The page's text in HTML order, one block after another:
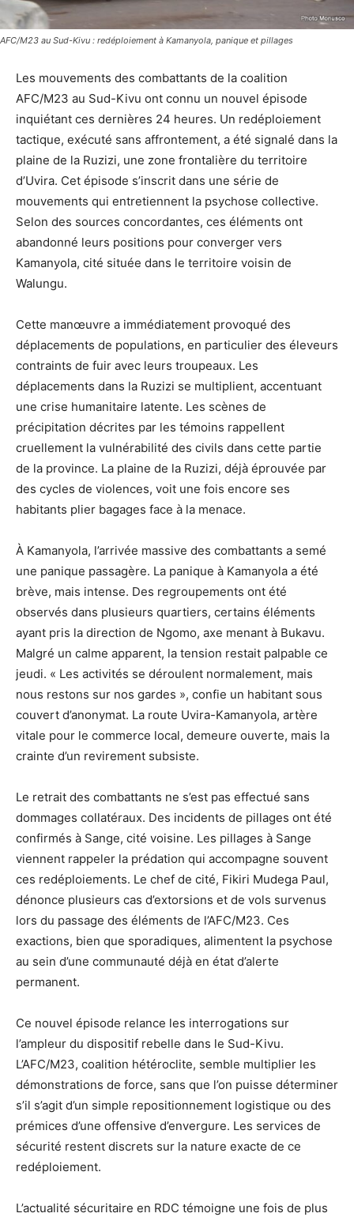
AFC/M23 au Sud-Kivu : redéploiement à Kamanyola, panique et pillages
Les mouvements des combattants de la coalition
AFC/M23 au Sud-Kivu ont connu un nouvel épisode
inquiétant ces dernières 24 heures. Un redéploiement
tactique, exécuté sans affrontement, a été signalé dans la
plaine de la Ruzizi, une zone frontalière du territoire
d’Uvira. Cet épisode s’inscrit dans une série de
mouvements qui entretiennent la psychose collective.
Selon des sources concordantes, ces éléments ont
abandonné leurs positions pour converger vers
Kamanyola, cité située dans le territoire voisin de
Walungu.
Cette manœuvre a immédiatement provoqué des
déplacements de populations, en particulier des éleveurs
contraints de fuir avec leurs troupeaux. Les
déplacements dans la Ruzizi se multiplient, accentuant
une crise humanitaire latente. Les scènes de
précipitation décrites par les témoins rappellent
cruellement la vulnérabilité des civils dans cette partie
de la province. La plaine de la Ruzizi, déjà éprouvée par
des cycles de violences, voit une fois encore ses
habitants plier bagages face à la menace.
À Kamanyola, l’arrivée massive des combattants a semé
une panique passagère. La panique à Kamanyola a été
brève, mais intense. Des regroupements ont été
observés dans plusieurs quartiers, certains éléments
ayant pris la direction de Ngomo, axe menant à Bukavu.
Malgré un calme apparent, la tension restait palpable ce
jeudi. « Les activités se déroulent normalement, mais
nous restons sur nos gardes », confie un habitant sous
couvert d’anonymat. La route Uvira-Kamanyola, artère
vitale pour le commerce local, demeure ouverte, mais la
crainte d’un revirement subsiste.
Le retrait des combattants ne s’est pas effectué sans
dommages collatéraux. Des incidents de pillages ont été
confirmés à Sange, cité voisine. Les pillages à Sange
viennent rappeler la prédation qui accompagne souvent
ces redéploiements. Le chef de cité, Fikiri Mudega Paul,
dénonce plusieurs cas d’extorsions et de vols survenus
lors du passage des éléments de l’AFC/M23. Ces
exactions, bien que sporadiques, alimentent la psychose
au sein d’une communauté déjà en état d’alerte
permanent.
Ce nouvel épisode relance les interrogations sur
l’ampleur du dispositif rebelle dans le Sud-Kivu.
L’AFC/M23, coalition hétéroclite, semble multiplier les
démonstrations de force, sans que l’on puisse déterminer
s’il s’agit d’un simple repositionnement logistique ou des
prémices d’une offensive d’envergure. Les services de
sécurité restent discrets sur la nature exacte de ce
redéploiement.
L’actualité sécuritaire en RDC témoigne une fois de plus